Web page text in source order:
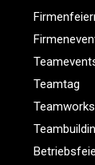
Teamtag